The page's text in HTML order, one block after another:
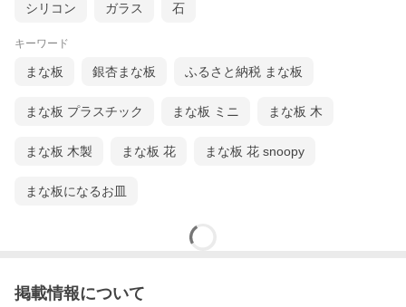
シリコン ガラス 石
キーワード
まな板 銀杏まな板 ふるさと納税 まな板
まな板 プラスチック まな板 ミニ まな板 木
まな板 木製 まな板 花 まな板 花 snoopy
まな板になるお皿
掲載情報について